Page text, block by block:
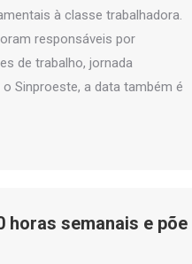
à classe trabalhadora.
responsáveis por
de trabalho, jornada
Sinproeste, a data também é
horas semanais e põe